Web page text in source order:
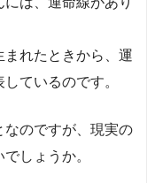
まれたときから、運
ているのです。
なのですが、現実の
しょうか。